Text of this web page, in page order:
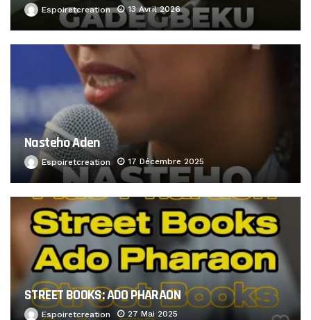
Espoiretcreation 13 Avril 2026
Nasteho Aden
Espoiretcreation 17 Décembre 2025
STREET BOOKS: ADO PHARAON
Espoiretcreation 27 Mai 2025